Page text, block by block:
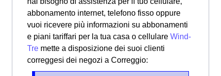
abbonamento internet, telefono fisso oppure
vuoi ricevere più informazioni su abbonamenti
e piani tariffari per la tua casa o cellulare Wind-
Tre mette a disposizione dei suoi clienti
correggesi dei negozi a Correggio: